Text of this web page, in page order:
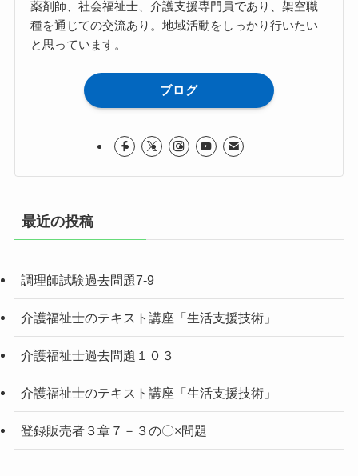
薬剤師、社会福祉士、介護支援専門員であり、架空職
種を通じての交流あり。地域活動をしっかり行いたい
と思っています。
ブログ
最近の投稿
調理師試験過去問題7-9
介護福祉士のテキスト講座「生活支援技術」
介護福祉士過去問題１０３
介護福祉士のテキスト講座「生活支援技術」
登録販売者３章７－３の〇×問題